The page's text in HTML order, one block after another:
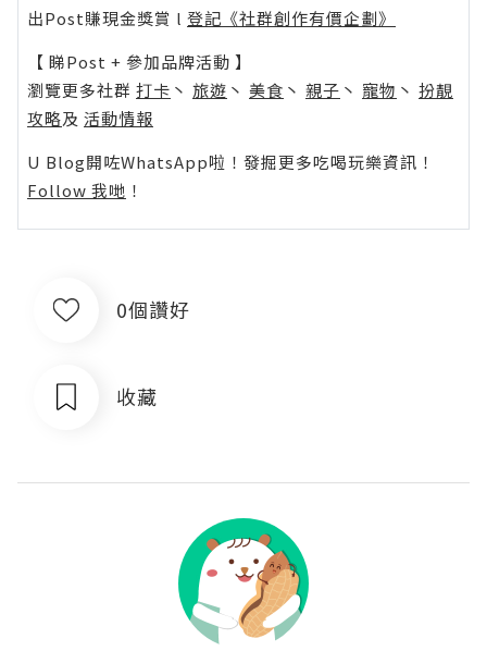
出Post賺現金獎賞 l 登記《社群創作有價企劃》
【 睇Post + 參加品牌活動 】
瀏覽更多社群 打卡 丶 旅遊 丶 美食 丶 親子 丶 寵物 丶 扮靚
攻略及 活動情報
U Blog開咗WhatsApp啦！發掘更多吃喝玩樂資訊！
Follow 我哋 ！
0個讚好
收藏